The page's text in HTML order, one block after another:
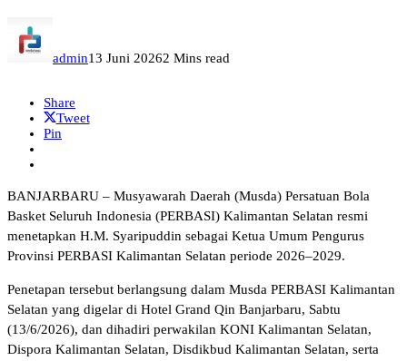
admin13 Juni 20262 Mins read
Share
Tweet
Pin
BANJARBARU – Musyawarah Daerah (Musda) Persatuan Bola
Basket Seluruh Indonesia (PERBASI) Kalimantan Selatan resmi
menetapkan H.M. Syaripuddin sebagai Ketua Umum Pengurus
Provinsi PERBASI Kalimantan Selatan periode 2026–2029.
Penetapan tersebut berlangsung dalam Musda PERBASI Kalimantan
Selatan yang digelar di Hotel Grand Qin Banjarbaru, Sabtu
(13/6/2026), dan dihadiri perwakilan KONI Kalimantan Selatan,
Dispora Kalimantan Selatan, Disdikbud Kalimantan Selatan, serta